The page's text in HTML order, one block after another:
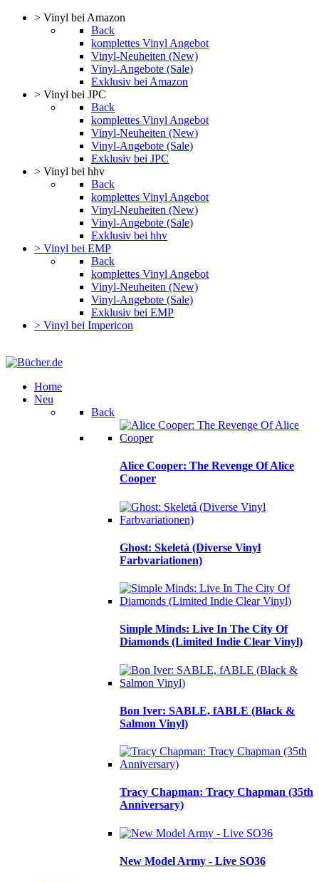
> Vinyl bei Amazon
Back
komplettes Vinyl Angebot
Vinyl-Neuheiten (New)
Vinyl-Angebote (Sale)
Exklusiv bei Amazon
> Vinyl bei JPC
Back
komplettes Vinyl Angebot
Vinyl-Neuheiten (New)
Vinyl-Angebote (Sale)
Exklusiv bei JPC
> Vinyl bei hhv
Back
komplettes Vinyl Angebot
Vinyl-Neuheiten (New)
Vinyl-Angebote (Sale)
Exklusiv bei hhv
> Vinyl bei EMP
Back
komplettes Vinyl Angebot
Vinyl-Neuheiten (New)
Vinyl-Angebote (Sale)
Exklusiv bei EMP
> Vinyl bei Impericon
Home
Neu
Back
Alice Cooper: The Revenge Of Alice
Cooper
Ghost: Skeletá (Diverse Vinyl
Farbvariationen)
Simple Minds: Live In The City Of
Diamonds (Limited Indie Clear Vinyl)
Bon Iver: SABLE, fABLE (Black &
Salmon Vinyl)
Tracy Chapman: Tracy Chapman (35th
Anniversary)
New Model Army - Live SO36